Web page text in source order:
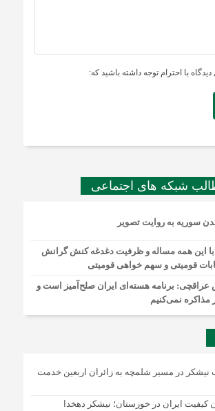
با احترام توجه داشته باشید که:
شبکه های اجتماعی
سوریه به روایت تصویر
این همه مساله و ظرفیت دغدغه کنش گرانش
قومیتی و سهم خواهی قومیتی
برنامه هسته‌ای ایران صلح‌آمیز است و
نمی‌کنیم
نیشکر در مسیر شلمچه به زائران اربعین خدمت
کیفیت ایران در خوزستان؛ نیشکر دهخدا